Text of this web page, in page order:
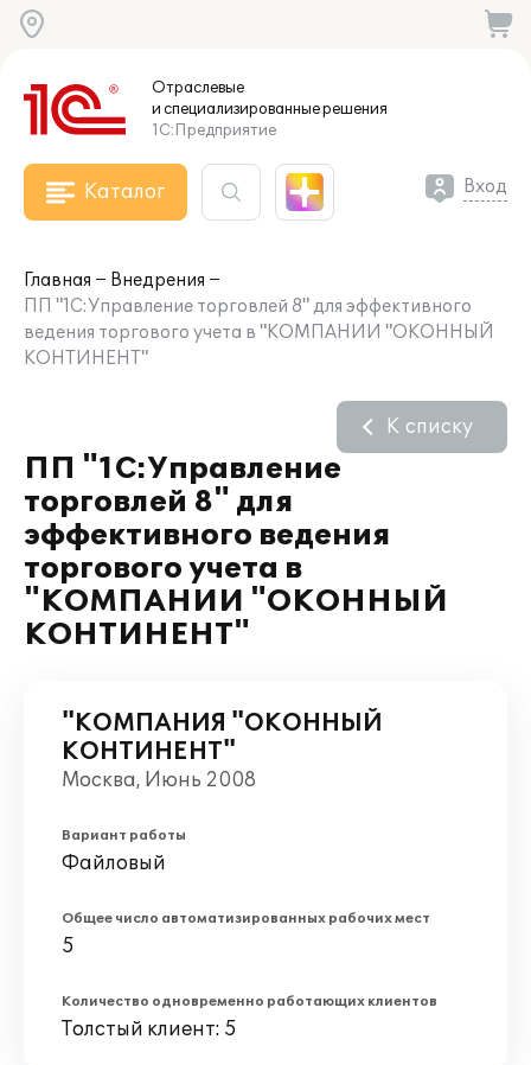
Отраслевые
и специализированныерешения
1С:Предприятие
Каталог Вход
Главная
Внедрения
ПП "1С:Управление торговлей 8" для эффективного
ведения торгового учета в "КОМПАНИИ "ОКОННЫЙ
КОНТИНЕНТ"
ПП "1С:Управление
торговлей 8" для
эффективного ведения
торгового учета в
"КОМПАНИИ "ОКОННЫЙ
КОНТИНЕНТ"
К списку
"КОМПАНИЯ "ОКОННЫЙ
КОНТИНЕНТ"
Москва, Июнь 2008
Вариант работы
Файловый
Общее число автоматизированных рабочих мест
5
Количество одновременно работающих клиентов
Толстый клиент: 5